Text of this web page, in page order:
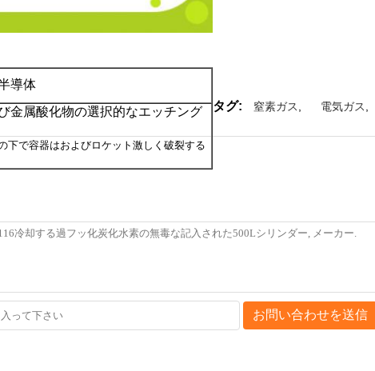
導体
金属酸化物の選択的なエッチング
下で容器はおよびロケット激しく破裂する
タグ: 窒素ガス 電気ガス
お問い合わせを送信